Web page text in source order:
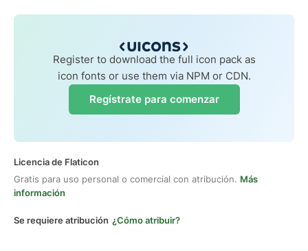
Register to download the full icon pack as
icon fonts or use them via NPM or CDN.
Regístrate para comenzar
Licencia de Flaticon
Gratis para uso personal o comercial con atribución. Más
información
Se requiere atribución ¿Cómo atribuir?